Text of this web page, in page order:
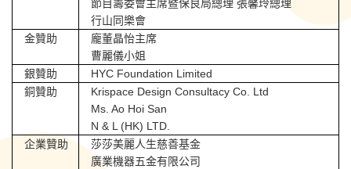
節目籌委會主席暨保良局總理 張馨玲總理
行山同樂會
金贊助
龐董晶怡主席
曹麗儀小姐
銀贊助
HYC Foundation Limited
銅贊助
Krispace Design Consultacy Co. Ltd
Ms. Ao Hoi San
N & L (HK) LTD.
企業贊助
莎莎美麗人生慈善基金
廣業機器五金有限公司